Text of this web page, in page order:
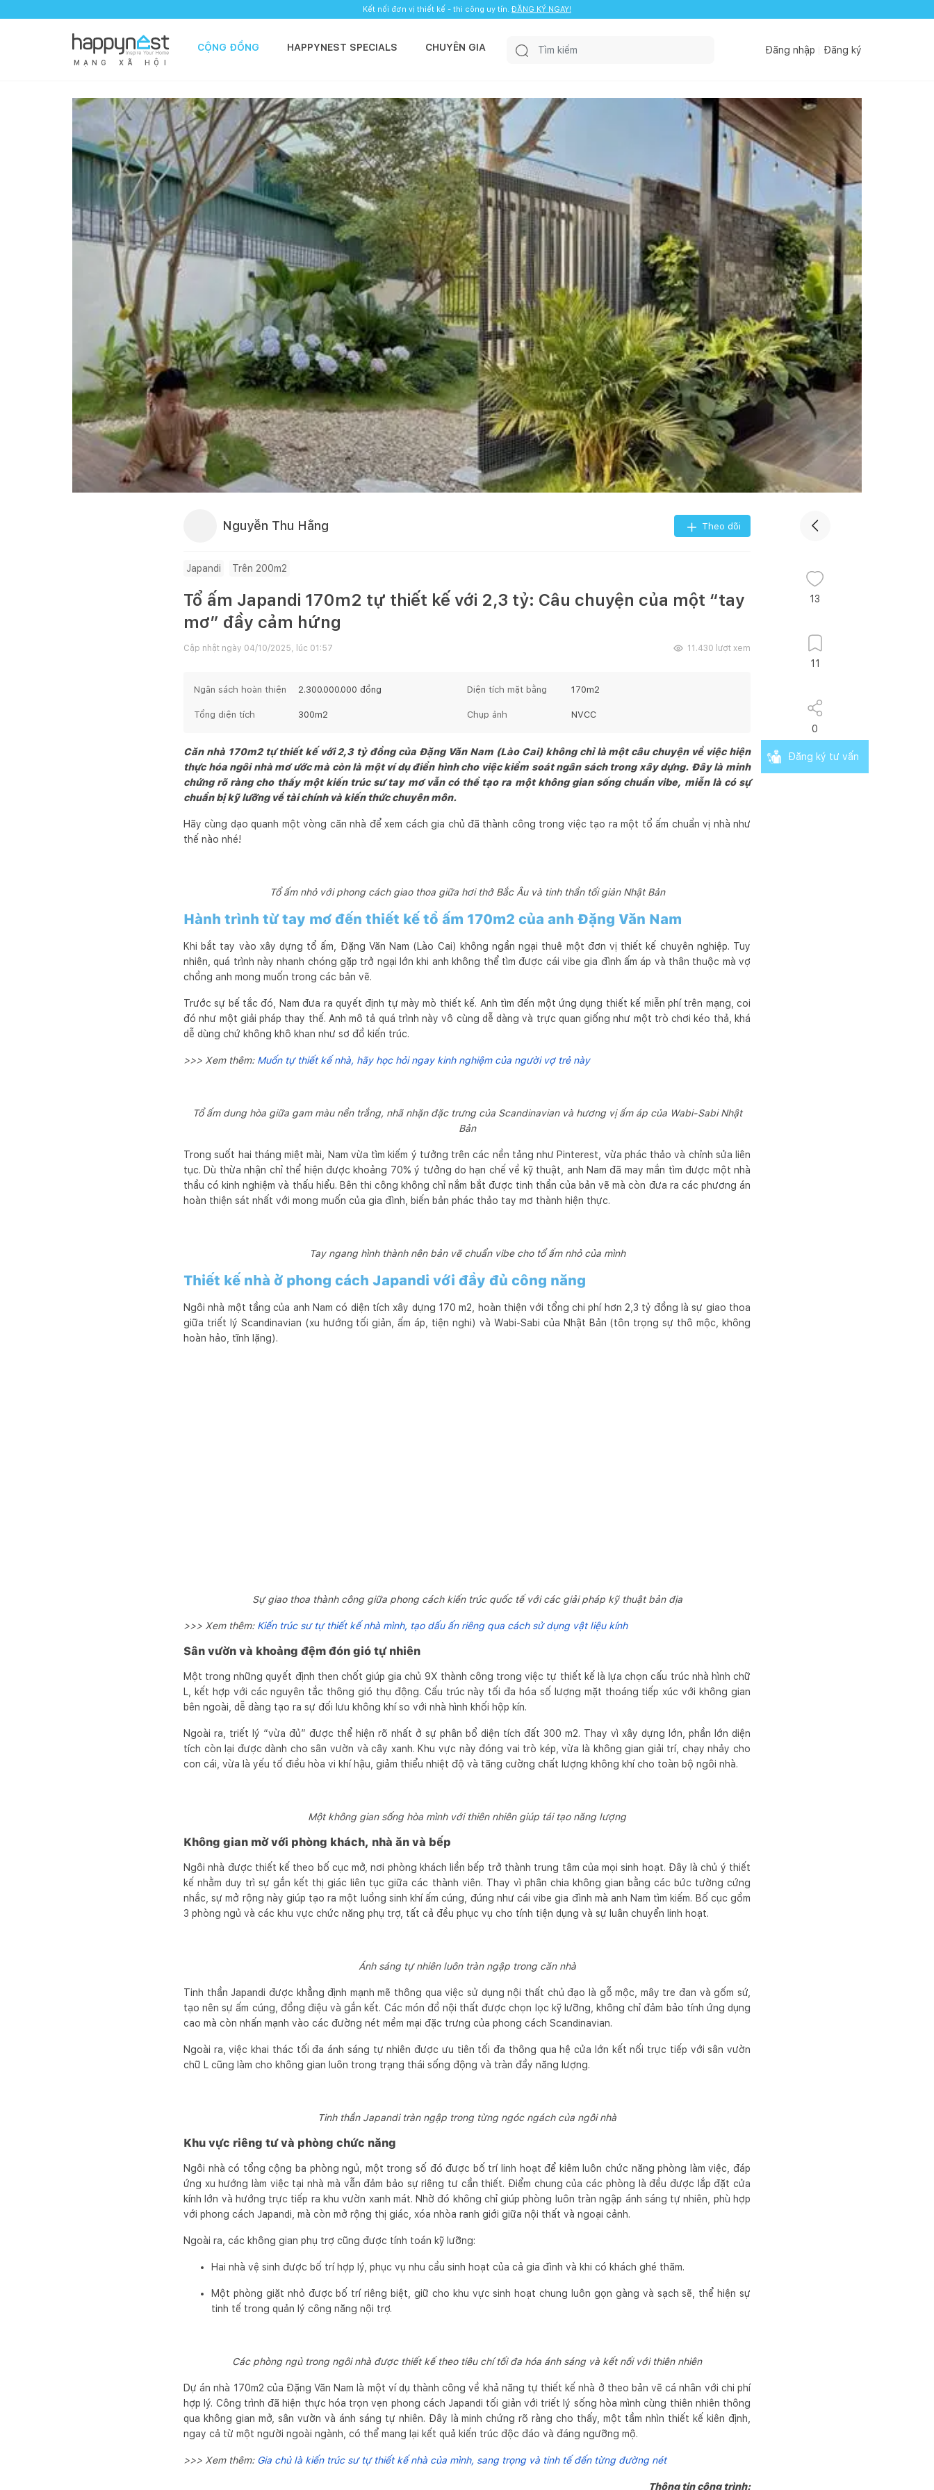
Kết nối đơn vị thiết kế - thi công uy tín. ĐĂNG KÝ NGAY!
M Ạ N G X Ã H Ộ I
CỘNG ĐỒNG HAPPYNEST SPECIALS CHUYÊN GIA Đăng nhập Đăng ký
Nguyễn Thu Hằng Theo dõi
Japandi Trên 200m2
Tổ ấm Japandi 170m2 tự thiết kế với 2,3 tỷ: Câu chuyện của một “tay
mơ” đầy cảm hứng
Cập nhật ngày 04/10/2025, lúc 01:57 11.430 lượt xem
Ngân sách hoàn thiện 2.300.000.000 đồng Diện tích mặt bằng 170m2
Tổng diện tích 300m2 Chụp ảnh NVCC
Căn nhà 170m2 tự thiết kế với 2,3 tỷ đồng của Đặng Văn Nam (Lào Cai) không chỉ là một câu chuyện về việc hiện
thực hóa ngôi nhà mơ ước mà còn là một ví dụ điển hình cho việc kiểm soát ngân sách trong xây dựng. Đây là minh
chứng rõ ràng cho thấy một kiến trúc sư tay mơ vẫn có thể tạo ra một không gian sống chuẩn vibe, miễn là có sự
chuẩn bị kỹ lưỡng về tài chính và kiến thức chuyên môn.
Hãy cùng dạo quanh một vòng căn nhà để xem cách gia chủ đã thành công trong việc tạo ra một tổ ấm chuẩn vị nhà như
thế nào nhé!
Tổ ấm nhỏ với phong cách giao thoa giữa hơi thở Bắc Âu và tinh thần tối giản Nhật Bản
Hành trình từ tay mơ đến thiết kế tổ ấm 170m2 của anh Đặng Văn Nam
Khi bắt tay vào xây dựng tổ ấm, Đặng Văn Nam (Lào Cai) không ngần ngại thuê một đơn vị thiết kế chuyên nghiệp. Tuy
nhiên, quá trình này nhanh chóng gặp trở ngại lớn khi anh không thể tìm được cái vibe gia đình ấm áp và thân thuộc mà vợ
chồng anh mong muốn trong các bản vẽ.
Trước sự bế tắc đó, Nam đưa ra quyết định tự mày mò thiết kế. Anh tìm đến một ứng dụng thiết kế miễn phí trên mạng, coi
đó như một giải pháp thay thế. Anh mô tả quá trình này vô cùng dễ dàng và trực quan giống như một trò chơi kéo thả, khá
dễ dùng chứ không khô khan như sơ đồ kiến trúc.
>>> Xem thêm: Muốn tự thiết kế nhà, hãy học hỏi ngay kinh nghiệm của người vợ trẻ này
Tổ ấm dung hòa giữa gam màu nền trắng, nhã nhặn đặc trưng của Scandinavian và hương vị ấm áp của Wabi-Sabi Nhật
Bản
Trong suốt hai tháng miệt mài, Nam vừa tìm kiếm ý tưởng trên các nền tảng như Pinterest, vừa phác thảo và chỉnh sửa liên
tục. Dù thừa nhận chỉ thể hiện được khoảng 70% ý tưởng do hạn chế về kỹ thuật, anh Nam đã may mắn tìm được một nhà
thầu có kinh nghiệm và thấu hiểu. Bên thi công không chỉ nắm bắt được tinh thần của bản vẽ mà còn đưa ra các phương án
hoàn thiện sát nhất với mong muốn của gia đình, biến bản phác thảo tay mơ thành hiện thực.
Tay ngang hình thành nên bản vẽ chuẩn vibe cho tổ ấm nhỏ của mình
Thiết kế nhà ở phong cách Japandi với đầy đủ công năng
Ngôi nhà một tầng của anh Nam có diện tích xây dựng 170 m2, hoàn thiện với tổng chi phí hơn 2,3 tỷ đồng là sự giao thoa
giữa triết lý Scandinavian (xu hướng tối giản, ấm áp, tiện nghi) và Wabi-Sabi của Nhật Bản (tôn trọng sự thô mộc, không
hoàn hảo, tĩnh lặng).
Sự giao thoa thành công giữa phong cách kiến trúc quốc tế với các giải pháp kỹ thuật bản địa
>>> Xem thêm: Kiến trúc sư tự thiết kế nhà mình, tạo dấu ấn riêng qua cách sử dụng vật liệu kính
Sân vườn và khoảng đệm đón gió tự nhiên
Một trong những quyết định then chốt giúp gia chủ 9X thành công trong việc tự thiết kế là lựa chọn cấu trúc nhà hình chữ
L, kết hợp với các nguyên tắc thông gió thụ động. Cấu trúc này tối đa hóa số lượng mặt thoáng tiếp xúc với không gian
bên ngoài, dễ dàng tạo ra sự đối lưu không khí so với nhà hình khối hộp kín.
Ngoài ra, triết lý “vừa đủ” được thể hiện rõ nhất ở sự phân bổ diện tích đất 300 m2. Thay vì xây dựng lớn, phần lớn diện
tích còn lại được dành cho sân vườn và cây xanh. Khu vực này đóng vai trò kép, vừa là không gian giải trí, chạy nhảy cho
con cái, vừa là yếu tố điều hòa vi khí hậu, giảm thiểu nhiệt độ và tăng cường chất lượng không khí cho toàn bộ ngôi nhà.
Một không gian sống hòa mình với thiên nhiên giúp tái tạo năng lượng
Không gian mở với phòng khách, nhà ăn và bếp
Ngôi nhà được thiết kế theo bố cục mở, nơi phòng khách liền bếp trở thành trung tâm của mọi sinh hoạt. Đây là chủ ý thiết
kế nhằm duy trì sự gắn kết thị giác liên tục giữa các thành viên. Thay vì phân chia không gian bằng các bức tường cứng
nhắc, sự mở rộng này giúp tạo ra một luồng sinh khí ấm cúng, đúng như cái vibe gia đình mà anh Nam tìm kiếm. Bố cục gồm
3 phòng ngủ và các khu vực chức năng phụ trợ, tất cả đều phục vụ cho tính tiện dụng và sự luân chuyển linh hoạt.
Ánh sáng tự nhiên luôn tràn ngập trong căn nhà
Tinh thần Japandi được khẳng định mạnh mẽ thông qua việc sử dụng nội thất chủ đạo là gỗ mộc, mây tre đan và gốm sứ,
tạo nên sự ấm cúng, đồng điệu và gắn kết. Các món đồ nội thất được chọn lọc kỹ lưỡng, không chỉ đảm bảo tính ứng dụng
cao mà còn nhấn mạnh vào các đường nét mềm mại đặc trưng của phong cách Scandinavian.
Ngoài ra, việc khai thác tối đa ánh sáng tự nhiên được ưu tiên tối đa thông qua hệ cửa lớn kết nối trực tiếp với sân vườn
chữ L cũng làm cho không gian luôn trong trạng thái sống động và tràn đầy năng lượng.
Tinh thần Japandi tràn ngập trong từng ngóc ngách của ngôi nhà
Khu vực riêng tư và phòng chức năng
Ngôi nhà có tổng cộng ba phòng ngủ, một trong số đó được bố trí linh hoạt để kiêm luôn chức năng phòng làm việc, đáp
ứng xu hướng làm việc tại nhà mà vẫn đảm bảo sự riêng tư cần thiết. Điểm chung của các phòng là đều được lắp đặt cửa
kính lớn và hướng trực tiếp ra khu vườn xanh mát. Nhờ đó không chỉ giúp phòng luôn tràn ngập ánh sáng tự nhiên, phù hợp
với phong cách Japandi, mà còn mở rộng thị giác, xóa nhòa ranh giới giữa nội thất và ngoại cảnh.
Ngoài ra, các không gian phụ trợ cũng được tính toán kỹ lưỡng:
Hai nhà vệ sinh được bố trí hợp lý, phục vụ nhu cầu sinh hoạt của cả gia đình và khi có khách ghé thăm.
Một phòng giặt nhỏ được bố trí riêng biệt, giữ cho khu vực sinh hoạt chung luôn gọn gàng và sạch sẽ, thể hiện sự
tinh tế trong quản lý công năng nội trợ.
Các phòng ngủ trong ngôi nhà được thiết kế theo tiêu chí tối đa hóa ánh sáng và kết nối với thiên nhiên
Dự án nhà 170m2 của Đặng Văn Nam là một ví dụ thành công về khả năng tự thiết kế nhà ở theo bản vẽ cá nhân với chi phí
hợp lý. Công trình đã hiện thực hóa trọn vẹn phong cách Japandi tối giản với triết lý sống hòa mình cùng thiên nhiên thông
qua không gian mở, sân vườn và ánh sáng tự nhiên. Đây là minh chứng rõ ràng cho thấy, một tầm nhìn thiết kế kiên định,
ngay cả từ một người ngoài ngành, có thể mang lại kết quả kiến trúc độc đáo và đáng ngưỡng mộ.
>>> Xem thêm: Gia chủ là kiến trúc sư tự thiết kế nhà của mình, sang trọng và tinh tế đến từng đường nét
Thông tin công trình:
13
11
0
Đăng ký tư vấn